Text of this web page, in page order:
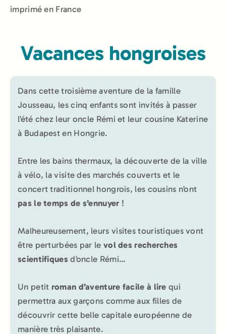
imprimé en France
Vacances hongroises
Dans cette troisième aventure de la famille
Jousseau, les cinq enfants sont invités à passer
l’été chez leur oncle Rémi et leur cousine Katerine
à Budapest en Hongrie.
Entre les bains thermaux, la découverte de la ville
à vélo, la visite des marchés couverts et le
concert traditionnel hongrois, les cousins n’ont
pas le temps de s’ennuyer !
Malheureusement, leurs visites touristiques vont
être perturbées par le vol des recherches
scientifiquesd’oncle Rémi…
Un petit roman d’aventure facile à lire qui
permettra aux garçons comme aux filles de
découvrir cette belle capitale européenne de
manière très plaisante.